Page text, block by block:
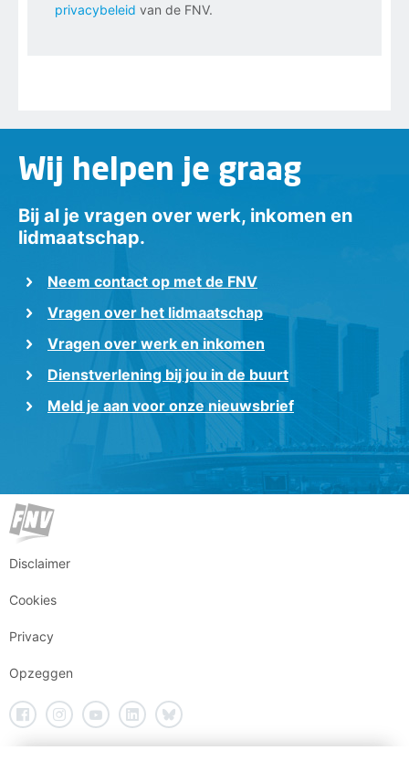
privacybeleid van de FNV.
Wij helpen je graag
Bij al je vragen over werk, inkomen en
lidmaatschap.
Neem contact op met de FNV
Vragen over het lidmaatschap
Vragen over werk en inkomen
Dienstverlening bij jou in de buurt
Meld je aan voor onze nieuwsbrief
Disclaimer
Cookies
Privacy
Opzeggen